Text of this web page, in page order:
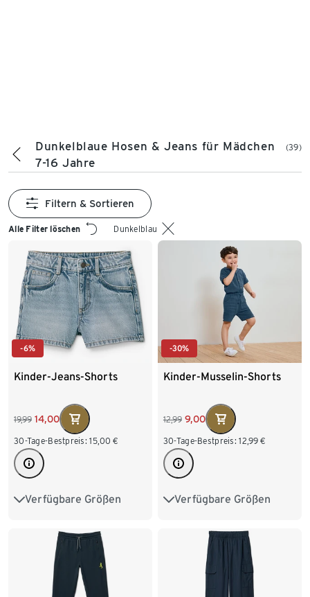
Dunkelblaue Hosen & Jeans für Mädchen
7-16 Jahre
(39)
Alle Filter löschen Dunkelblau
Filtern & Sortieren
-6%
Kinder-Jeans-Shorts
19,99 14,00
30-Tage-Bestpreis: 15,00 €
Verfügbare Größen
134 140 146 152
164 170
-30%
Kinder-Musselin-Shorts
12,99 9,00
30-Tage-Bestpreis: 12,99 €
Verfügbare Größen
86/92 98/104
122/128